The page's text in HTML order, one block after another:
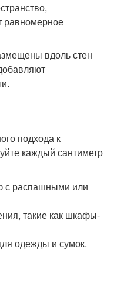
равномерное
вдоль стен
подхода к
каждый сантиметр
с распашными или
такие как шкафы-
одежды и сумок.